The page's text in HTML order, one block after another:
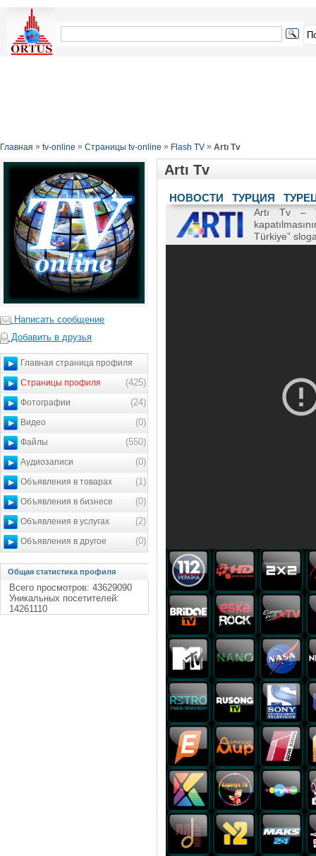
Главная » tv-online » Страницы tv-online » Flash TV » Artı Tv
Написать сообщение
Добавить в друзья
Главная страница профиля
(425)
Страницы профиля
(24)
Фотографии
(0)
Видео
(550)
Файлы
(0)
Аудиозаписи
(1)
Объявления в товарах
(0)
Объявления в бизнесе
(2)
Объявления в услугах
(0)
Объявления в другое
Общая статистика профиля
Всего просмотров: 43629090
Уникальных посетителей:
14261110
Artı Tv
НОВОСТИ ТУРЦИЯ
Artı Tv –
Türkiye”